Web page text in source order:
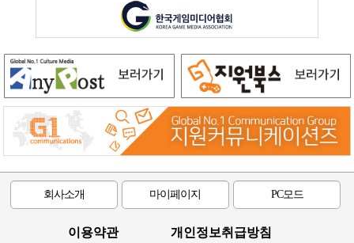
회사소개 마이페이지 PC모드
이용약관 개인정보취급방침